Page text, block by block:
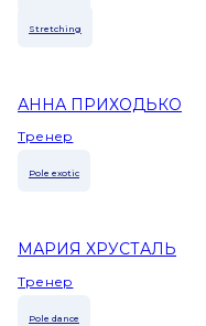
Stretching
АННА ПРИХОДЬКО
Тренер
Pole exotic
МАРИЯ ХРУСТАЛЬ
Тренер
Pole dance